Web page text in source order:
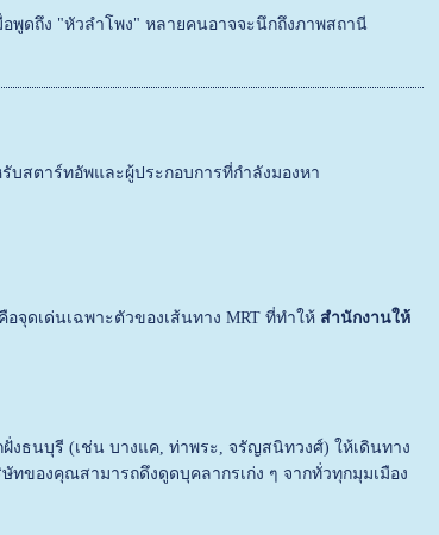
พูดถึง "หัวลำโพง" หลายคนอาจจะนึกถึงภาพสถานี
สตาร์ทอัพและผู้ประกอบการที่กำลังมองหา
จุดเด่นเฉพาะตัวของเส้นทาง MRT ที่ทำให้ สำนักงานให้
งธนบุรี (เช่น บางแค, ท่าพระ, จรัญสนิทวงศ์) ให้เดินทาง
ทของคุณสามารถดึงดูดบุคลากรเก่ง ๆ จากทั่วทุกมุมเมือง